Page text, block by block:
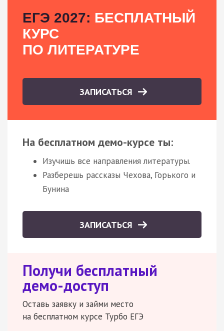
ЕГЭ 2027: БЕСПЛАТНЫЙ
КУРС
ПО ЛИТЕРАТУРЕ
ЗАПИСАТЬСЯ
На бесплатном демо-курсе ты:
Изучишь все направления литературы.
Разберешь рассказы Чехова, Горького и
Бунина
ЗАПИСАТЬСЯ
Получи бесплатный
демо-доступ
Оставь заявку и займи место
на бесплатном курсе Турбо ЕГЭ